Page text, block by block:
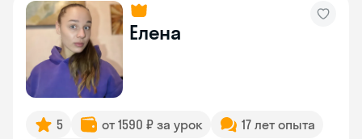
Елена
5 от 1590 ₽ за урок
17 лет опыта